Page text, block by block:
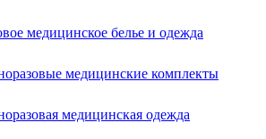
медицинское белье и одежда
медицинские комплекты
медицинская одежда